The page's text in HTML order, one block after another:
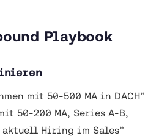
Playbook
mit 50-500 MA in DACH”
50-200 MA, Series A-B,
aktuell Hiring im Sales”